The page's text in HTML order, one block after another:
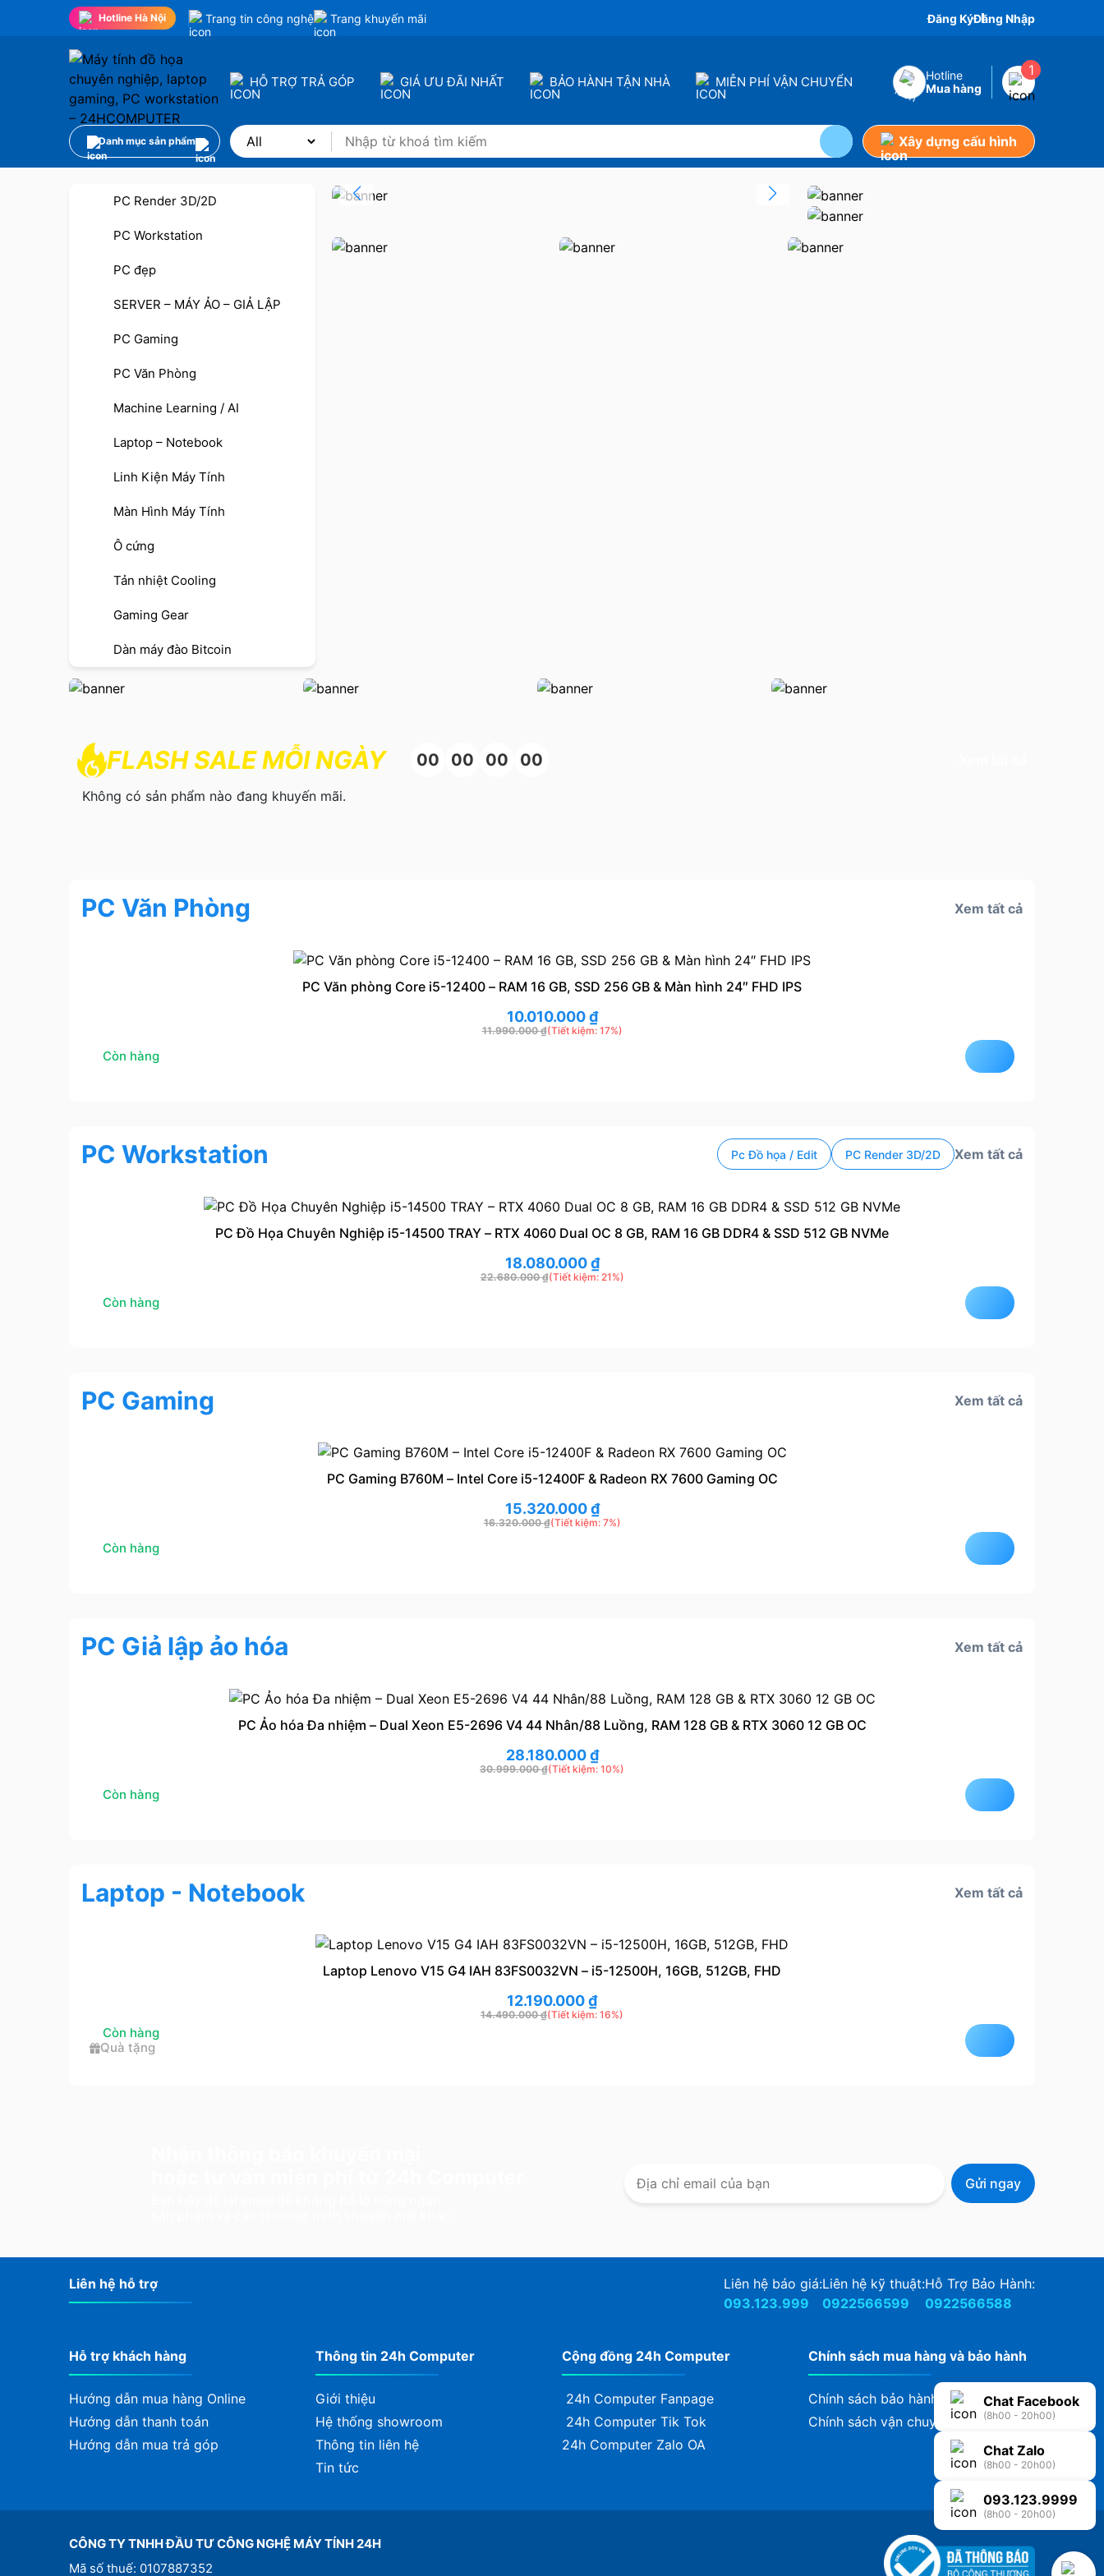
Hotline Hà Nội Trang tin công nghệ Trang khuyến mãi Đăng KýĐăng Nhập
HỖ TRỢ TRẢ GÓP GIÁ ƯU ĐÃI NHẤT BẢO HÀNH TẬN NHÀ MIỄN PHÍ VẬN CHUYỂN
Hotline
Mua hàng
1
Danh mục sản phẩm Xây dựng cấu hình
PC Render 3D/2D
PC Workstation
PC đẹp
SERVER – MÁY ẢO – GIẢ LẬP
PC Gaming
PC Văn Phòng
Machine Learning / AI
Laptop – Notebook
Linh Kiện Máy Tính
Màn Hình Máy Tính
Ô cứng
Tản nhiệt Cooling
Gaming Gear
Dàn máy đào Bitcoin
FLASH SALE MỖI NGÀY 00 00 00 00
Không có sản phẩm nào đang khuyến mãi.
PC Văn Phòng Xem tất cả
PC Văn phòng Core i5-12400 – RAM 16 GB, SSD 256 GB & Màn hình 24″ FHD IPS
(Tiết kiệm: 17%)
11.990.000₫
10.010.000₫
Còn hàng
PC Workstation Pc Đồ họa / Edit PC Render 3D/2D Xem tất cả
PC Đồ Họa Chuyên Nghiệp i5-14500 TRAY – RTX 4060 Dual OC 8 GB, RAM 16 GB DDR4 & SSD 512 GB NVMe
(Tiết kiệm: 21%)
22.680.000₫
18.080.000₫
Còn hàng
PC Gaming Xem tất cả
PC Gaming B760M – Intel Core i5-12400F & Radeon RX 7600 Gaming OC
(Tiết kiệm: 7%)
16.320.000₫
15.320.000₫
Còn hàng
PC Giả lập ảo hóa Xem tất cả
PC Ảo hóa Đa nhiệm – Dual Xeon E5-2696 V4 44 Nhân/88 Luồng, RAM 128 GB & RTX 3060 12 GB OC
(Tiết kiệm: 10%)
30.999.000₫
28.180.000₫
Còn hàng
Laptop - Notebook Xem tất cả
Laptop Lenovo V15 G4 IAH 83FS0032VN – i5-12500H, 16GB, 512GB, FHD
(Tiết kiệm: 16%)
14.490.000₫
12.190.000₫
Còn hàng
Quà tặng
Liên hệ hỗ trợ
Liên hệ báo giá:
093.123.999
Liên hệ kỹ thuật:
0922566599
Hỗ Trợ Bảo Hành:
0922566588
Hỗ trợ khách hàng
Hướng dẫn mua hàng Online
Hướng dẫn thanh toán
Hướng dẫn mua trả góp
Thông tin 24h Computer
Giới thiệu
Hệ thống showroom
Thông tin liên hệ
Tin tức
Cộng đồng 24h Computer
24h Computer Fanpage
24h Computer Tik Tok
24h Computer Zalo OA
Chính sách mua hàng và bảo hành
Chính sách bảo hành
Chính sách vận chuyển, giao nhận
CÔNG TY TNHH ĐẦU TƯ CÔNG NGHỆ MÁY TÍNH 24H
Mã số thuế: 0107887352
Chat Facebook
(8h00 - 20h00)
Chat Zalo
(8h00 - 20h00)
093.123.9999
(8h00 - 20h00)